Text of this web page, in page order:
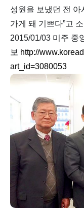
성원을 보냈던 전
가게 돼 기쁘다”고
2015/01/03 미주 중
보 http://
art_id=3080053